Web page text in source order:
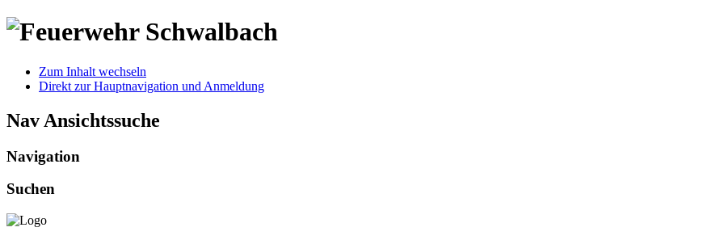
Zum Inhalt wechseln
Direkt zur Hauptnavigation und Anmeldung
Nav Ansichtssuche
Navigation
Suchen